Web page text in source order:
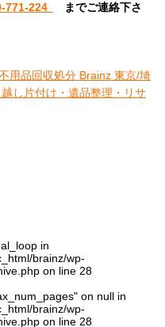
771-224 までご連絡下さ
用品回収処分 Brainz 東京/埼
し片付け・遺品整理・リサ
in
brainz/wp-
on line 28
on null in
brainz/wp-
on line 28